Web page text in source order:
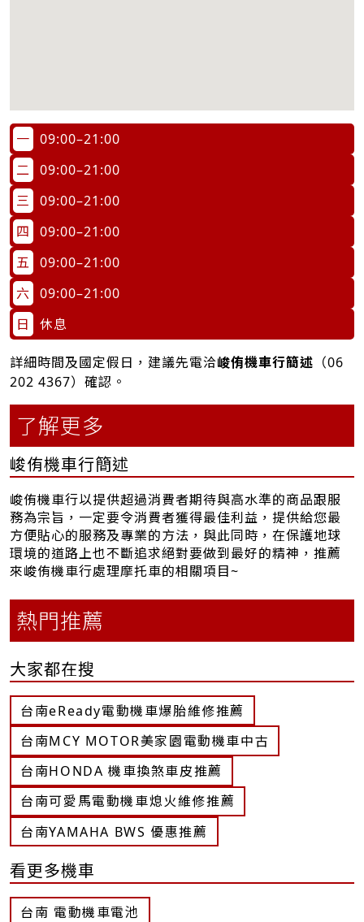
一 09:00–21:00
二 09:00–21:00
三
09:00–21:00
四
09:00–21:00
五 09:00–21:00
六 09:00–21:00
日
休息
詳細時間及國定假日，建議先電洽峻侑機車行簡述 （06
202 4367）確認。
了解更多
峻侑機車行簡述
峻侑機車行以提供超過消費者期待與高水準的商品跟服
務為宗旨，一定要令消費者獲得最佳利益，提供給您最
方便貼心的服務及專業的方法，與此同時，在保護地球
環境的道路上也不斷追求絕對要做到最好的精神，推薦
來峻侑機車行處理摩托車的相關項目~
熱門推薦
大家都在搜
台南eReady電動機車爆胎維修推薦
台南MCY MOTOR美家園電動機車中古
台南HONDA 機車換煞車皮推薦
台南可愛馬電動機車熄火維修推薦
台南YAMAHA BWS 優惠推薦
看更多機車
台南 電動機車電池